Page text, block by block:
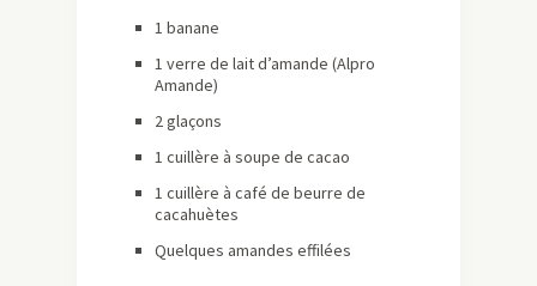
1 banane
1 verre de lait d’amande (Alpro
Amande)
2 glaçons
1 cuillère à soupe de cacao
1 cuillère à café de beurre de
cacahuètes
Quelques amandes effilées